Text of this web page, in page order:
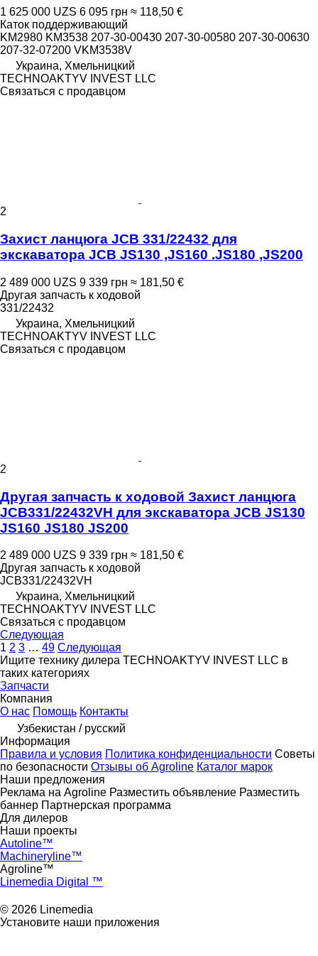
1 625 000 UZS 6 095 грн ≈ 118,50 €
Каток поддерживающий
KM2980 KM3538 207-30-00430 207-30-00580 207-30-00630
207-32-07200 VKM3538V
Украина, Хмельницкий
TECHNOAKTYV INVEST LLC
Связаться с продавцом
2
Захист ланцюга JCB 331/22432 для
экскаватора JCB JS130 ,JS160 .JS180 ,JS200
2 489 000 UZS 9 339 грн ≈ 181,50 €
Другая запчасть к ходовой
331/22432
Украина, Хмельницкий
TECHNOAKTYV INVEST LLC
Связаться с продавцом
2
Другая запчасть к ходовой Захист ланцюга
JCB331/22432VH для экскаватора JCB JS130
JS160 JS180 JS200
2 489 000 UZS 9 339 грн ≈ 181,50 €
Другая запчасть к ходовой
JCB331/22432VH
Украина, Хмельницкий
TECHNOAKTYV INVEST LLC
Связаться с продавцом
Следующая
1 2 3 … 49 Следующая
Ищите технику дилера TECHNOAKTYV INVEST LLC в
таких категориях
Запчасти
Компания
О нас Помощь Контакты
Узбекистан / русский
Информация
Правила и условия Политика конфиденциальности Советы
по безопасности Отзывы об Agroline Каталог марок
Наши предложения
Реклама на Agroline Разместить объявление Разместить
баннер Партнерская программа
Для дилеров
Наши проекты
Autoline™
Machineryline™
Agroline™
Linemedia Digital ™
© 2026 Linemedia
Установите наши приложения